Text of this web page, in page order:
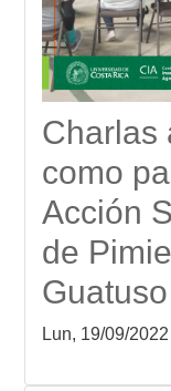
Charlas
como
Acción
de
Lun, 19/09/